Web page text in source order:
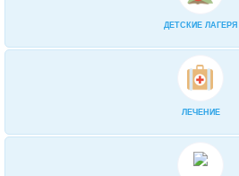
ДЕТСКИЕ ЛАГЕРЯ
ЛЕЧЕНИЕ